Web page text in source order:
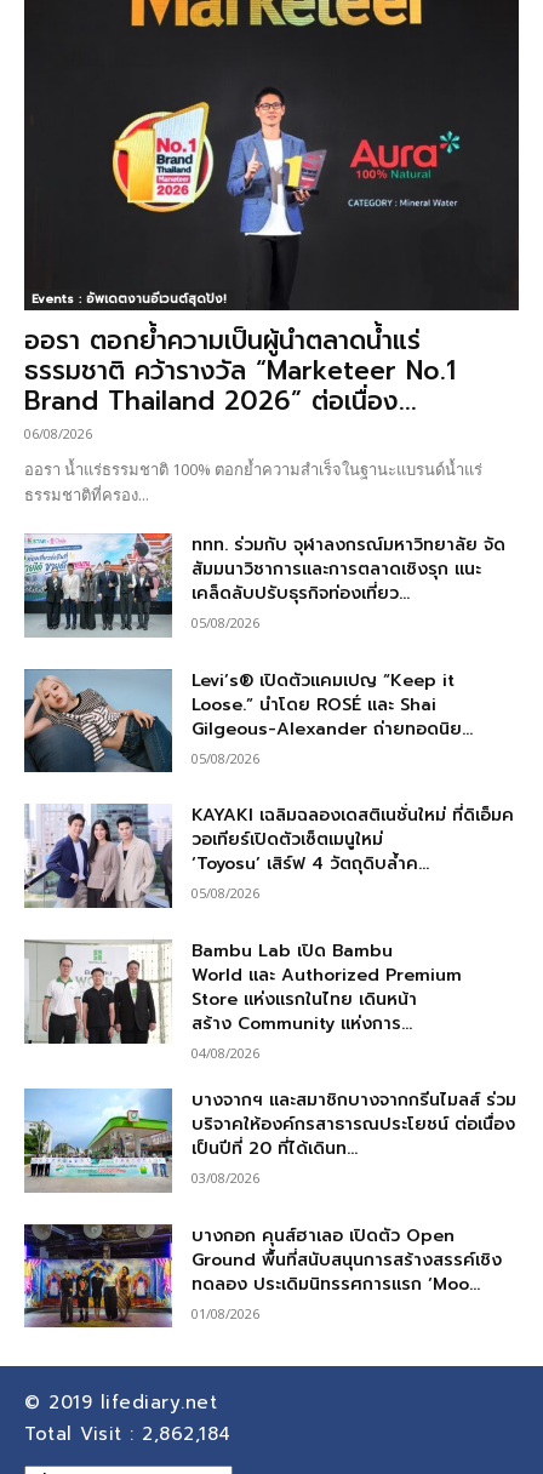
Events : อัพเดตงานอีเวนต์สุดปัง!
ออรา ตอกย้ำความเป็นผู้นำตลาดน้ำแร่
ธรรมชาติ คว้ารางวัล “Marketeer No.1
Brand Thailand 2026” ต่อเนื่อง...
06/08/2026
ออรา น้ำแร่ธรรมชาติ 100% ตอกย้ำความสำเร็จในฐานะแบรนด์น้ำแร่
ธรรมชาติที่ครอง...
ททท. ร่วมกับ จุฬาลงกรณ์มหาวิทยาลัย จัด
สัมมนาวิชาการและการตลาดเชิงรุก แนะ
เคล็ดลับปรับธุรกิจท่องเที่ยว...
05/08/2026
Levi’s® เปิดตัวแคมเปญ “Keep it
Loose.” นำโดย ROSÉ และ Shai
Gilgeous-Alexander ถ่ายทอดนิย...
05/08/2026
KAYAKI เฉลิมฉลองเดสติเนชั่นใหม่ ที่ดิเอ็มค
วอเทียร์เปิดตัวเซ็ตเมนูใหม่
‘Toyosu’ เสิร์ฟ 4 วัตถุดิบล้ำค...
05/08/2026
Bambu Lab เปิด Bambu
World และ Authorized Premium
Store แห่งแรกในไทย เดินหน้า
สร้าง Community แห่งการ...
04/08/2026
บางจากฯ และสมาชิกบางจากกรีนไมลส์ ร่วม
บริจาคให้องค์กรสาธารณประโยชน์ ต่อเนื่อง
เป็นปีที่ 20 ที่ได้เดินท...
03/08/2026
บางกอก คุนส์ฮาเลอ เปิดตัว Open
Ground พื้นที่สนับสนุนการสร้างสรรค์เชิง
ทดลอง ประเดิมนิทรรศการแรก ‘Moo...
01/08/2026
© 2019 lifediary.net
Total Visit : 2,862,184